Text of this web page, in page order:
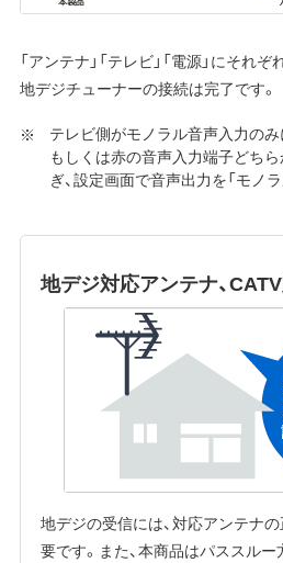
「アンテナ」「テレビ」「電源」にそれ
地デジチューナーの接続は完了です。
テレビ側がモノラル音声入力の
もしくは赤の音声入力端子どち
ぎ、設定画面で音声出力を「モノ
地デジ対応アンテナ、
地デジの受信には、対応アンテナ
要です。また、本商品はパススル